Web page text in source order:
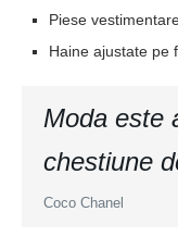
Piese
Haine ajustate pe
Moda este
chestiune
Coco Chanel